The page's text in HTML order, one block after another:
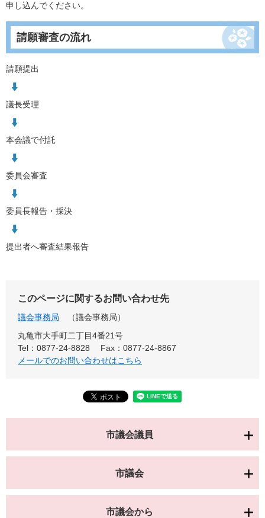
申し込んでください。
請願審査の流れ
請願提出
議長受理
本会議で付託
委員会審査
委員長報告・採決
提出者へ審査結果報告
このページに関するお問い合わせ先
議会事務局
議会事務局
丸亀市大手町二丁目4番21号
Tel：0877-24-8828
Fax：0877-24-8867
メールでのお問い合わせはこちら
市議会議員
市議会
市議会から